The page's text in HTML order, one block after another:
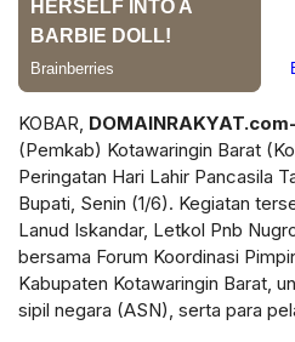
KOBAR, DOMAINRAKYAT.com-
(Pemkab) Kotawaringin Barat
Peringatan Hari Lahir Pancasila
Bupati, Senin (1/6). Kegiatan
Lanud Iskandar, Letkol Pnb
bersama Forum Koordinasi
Kabupaten Kotawaringin Barat,
sipil negara (ASN), serta para